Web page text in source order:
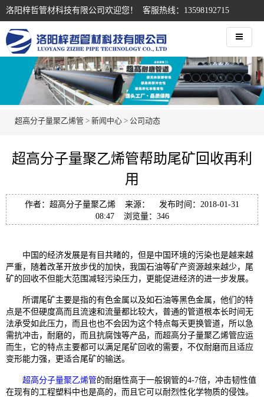
洛阳梓哲管材科技有限公司欢迎您！ 客服热线：13598192715
超高分子量聚乙烯管 > 新闻中心 > 公司动态
超高分子量聚乙烯管帮助尾矿回收再利
用
作者：超高分子量聚乙烯 来源： 发布时间：2018-01-31
08:47 浏览量： 346
中国的经济发展是有目共睹的，但是中国环境的污染也是越来越
严重，随着改革开放步伐的加快，我国石油等矿产资源越来越少，尾
矿的回收不但能大范围减轻污染压力，更能促进经济的进一步发展。
所谓尾矿主要是指的有色金属以及如石油等黑色金属，他们的特
点是不但硬度高而且流速和流量都比较大，普通的管道根本长时间无
法承受如此压力，而且也也不会因为这个特点每天更换管道，所以急
需抗冲击，耐磨的，而且抗腐蚀等产品，而超高分子量聚乙烯管应运
而生，它的特点主要都可以满足尾矿回收的需要，不仅耐磨而且适应
变形能力强，更适合尾矿的输送。
超高分子量聚乙烯管的耐磨性高于一般钢管的4-7倍，冲击韧性值
在现有的工程塑料中也是高的，而且它可以耐烈性化学物质的侵蚀。